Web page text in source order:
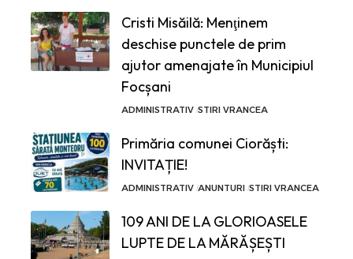
Cristi Misăilă: Menţinem
deschise punctele de prim
ajutor amenajate în Municipiul
Focșani
ADMINISTRATIV STIRI VRANCEA
Primăria comunei Ciorăști:
INVITAȚIE!
ADMINISTRATIV ANUNTURI STIRI VRANCEA
109 ANI DE LA GLORIOASELE
LUPTE DE LA MĂRĂȘEȘTI